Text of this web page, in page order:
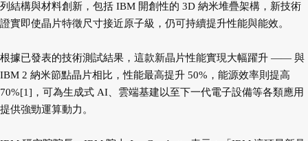
列結構與材料創新，包括 IBM 開創性的 3D 納米堆疊架構，新技術
證實即使晶片特徵尺寸接近原子級，仍可持續提升性能與能效。
根據已發表的技術測試結果，這款新晶片性能實現大幅躍升 —— 與
IBM 2 納米節點晶片相比，性能最高提升 50%，能源效率則提高
70%[1]，可為生成式 AI、雲端基建以至下一代電子設備等各類應用
提供強勁運算動力。